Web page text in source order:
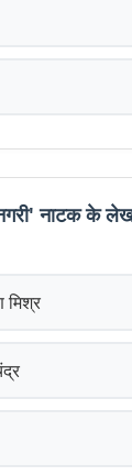
नाटक के
मिश्र